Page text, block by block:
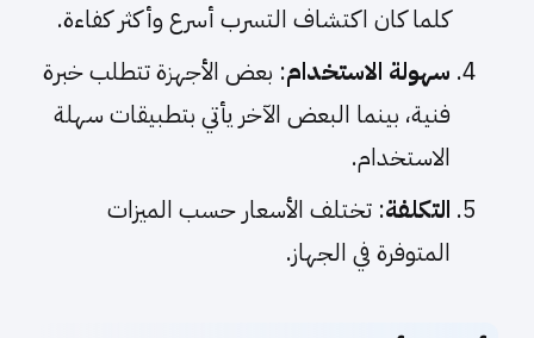
كلما كان اكتشاف التسرب أسرع وأكثر كفاءة.
سهولة الاستخدام: بعض الأجهزة تتطلب خبرة
فنية، بينما البعض الآخر يأتي بتطبيقات سهلة
الاستخدام.
التكلفة: تختلف الأسعار حسب الميزات
المتوفرة في الجهاز.